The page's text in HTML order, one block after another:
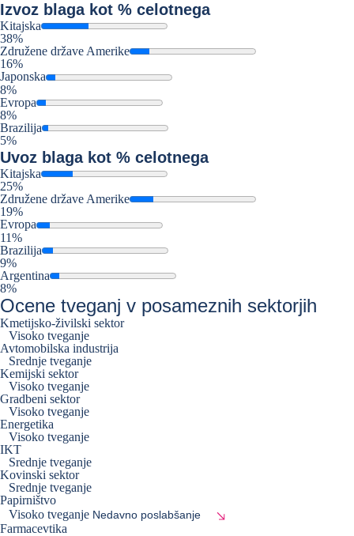
Izvoz blaga kot % celotnega
Kitajska
38%
Združene države Amerike
16%
Japonska
8%
Evropa
8%
Brazilija
5%
Uvoz blaga kot % celotnega
Kitajska
25%
Združene države Amerike
19%
Evropa
11%
Brazilija
9%
Argentina
8%
Ocene tveganj v posameznih sektorjih
Kmetijsko-živilski sektor
Visoko tveganje
Avtomobilska industrija
Srednje tveganje
Kemijski sektor
Visoko tveganje
Gradbeni sektor
Visoko tveganje
Energetika
Visoko tveganje
IKT
Srednje tveganje
Kovinski sektor
Srednje tveganje
Papirništvo
Visoko tveganje Nedavno poslabšanje
Farmacevtika